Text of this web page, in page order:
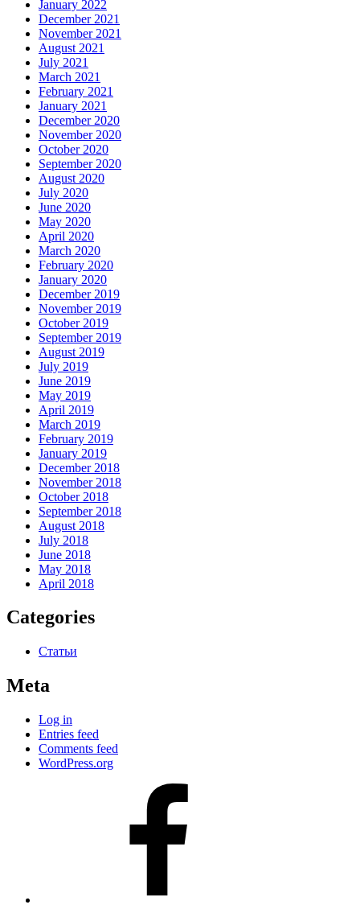
January 2022
December 2021
November 2021
August 2021
July 2021
March 2021
February 2021
January 2021
December 2020
November 2020
October 2020
September 2020
August 2020
July 2020
June 2020
May 2020
April 2020
March 2020
February 2020
January 2020
December 2019
November 2019
October 2019
September 2019
August 2019
July 2019
June 2019
May 2019
April 2019
March 2019
February 2019
January 2019
December 2018
November 2018
October 2018
September 2018
August 2018
July 2018
June 2018
May 2018
April 2018
Categories
Статьи
Meta
Log in
Entries feed
Comments feed
WordPress.org